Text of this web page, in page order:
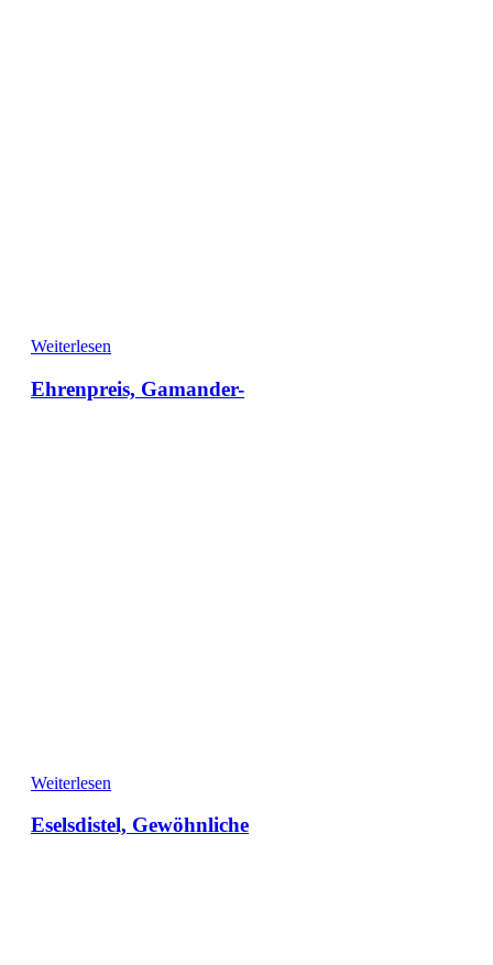
Weiterlesen
Ehrenpreis, Gamander-
Weiterlesen
Eselsdistel, Gewöhnliche